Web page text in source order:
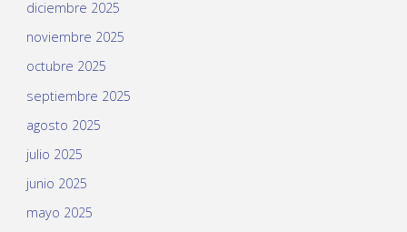
diciembre 2025
noviembre 2025
octubre 2025
septiembre 2025
agosto 2025
julio 2025
junio 2025
mayo 2025